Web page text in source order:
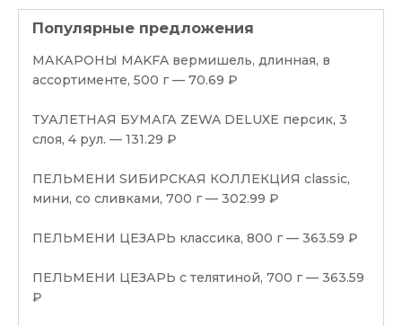
Популярные предложения
МАКАРОНЫ MAKFA вермишель, длинная, в
ассортименте, 500 г — 70.69 ₽
ТУАЛЕТНАЯ БУМАГА ZEWA DELUXE персик, 3
слоя, 4 рул. — 131.29 ₽
ПЕЛЬМЕНИ SИБИРСКАЯ КОЛЛЕКЦИЯ classic,
мини, со сливками, 700 г — 302.99 ₽
ПЕЛЬМЕНИ ЦЕЗАРЬ классика, 800 г — 363.59 ₽
ПЕЛЬМЕНИ ЦЕЗАРЬ с телятиной, 700 г — 363.59
₽